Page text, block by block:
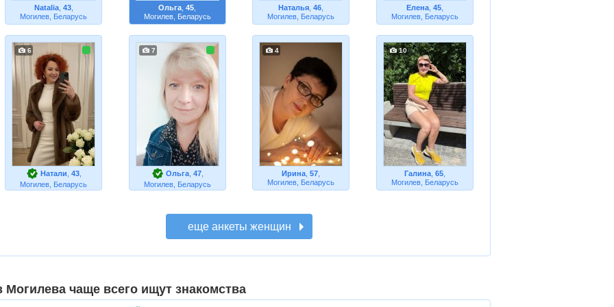
Natalia, 43,
Могилев, Беларусь
Ольга ,45
Могилев, Беларусь
Наталья ,46
Могилев, Беларусь
Елена, 45,
Могилев, Беларусь
6
Натали 43,
Могилев, Беларусь
7
Ольга, 47,
Могилев, Беларусь
4
Ирина ,57
Могилев, Беларусь
10
Галина, 65,
Могилев, Беларусь
Могилева чаще всего ищут знакомства